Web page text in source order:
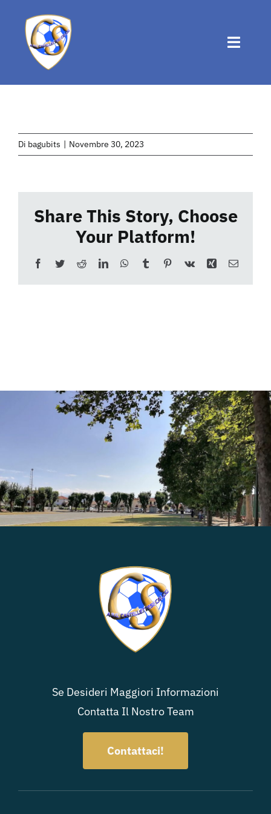
contenuto
Toggle
Chi siamo
News
Di bagubits | Novembre 30, 2023
Share This Story, Choose
Your Platform!
Facebook
TwitterRedditLinkedInWhatsApp
TumblrPinterest
Vk Xing Email
Se Desideri Maggiori Informazioni
Contatta Il Nostro Team
Contattaci!